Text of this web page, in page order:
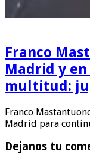
Franco
Madrid y
multitud:
Franco
Madrid para
Dejanos tu